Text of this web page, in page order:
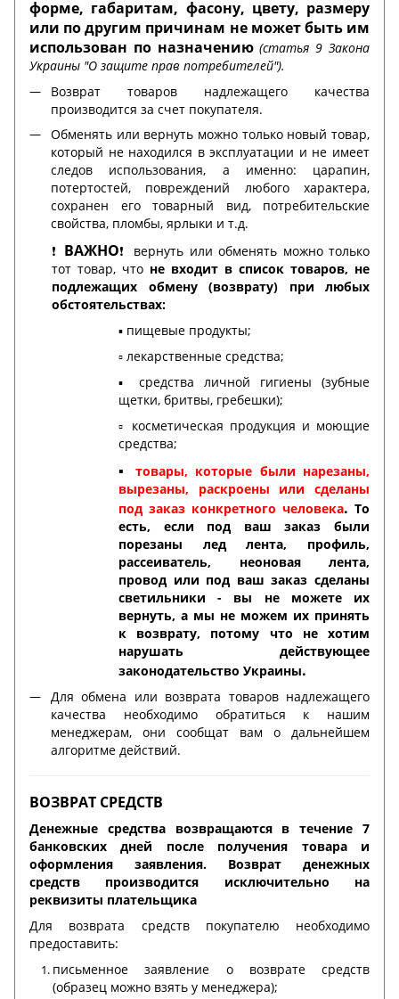
форме, габаритам, фасону, цвету, размеру
или по другим причинам не может быть им
использован по назначению(статья 9 Закона
Украины "О защите прав потребителей").
Возврат товаров надлежащего качества
производится за счет покупателя.
Обменять или вернуть можно только новый товар,
который не находился в эксплуатации и не имеет
следов использования, а именно: царапин,
потертостей, повреждений любого характера,
сохранен его товарный вид, потребительские
свойства, пломбы, ярлыки и т.д.
❗️ ВАЖНО❗️ вернуть или обменять можно только
тот товар, что не входит в список товаров, не
подлежащих обмену (возврату) при любых
обстоятельствах:
▪️ пищевые продукты;
▫️ лекарственные средства;
▪️ средства личной гигиены (зубные
щетки, бритвы, гребешки);
▫️ косметическая продукция и моющие
средства;
▪️ товары, которые были нарезаны,
вырезаны, раскроены или сделаны
под заказ конкретного человека. То
есть, если под ваш заказ были
порезаны лед лента, профиль,
рассеиватель, неоновая лента,
провод или под ваш заказ сделаны
светильники - вы не можете их
вернуть, а мы не можем их принять
к возврату, потому что не хотим
нарушать действующее
законодательство Украины.
Для обмена или возврата товаров надлежащего
качества необходимо обратиться к нашим
менеджерам, они сообщат вам о дальнейшем
алгоритме действий.
ВОЗВРАТ СРЕДСТВ
Денежные средства возвращаются в течение 7
банковских дней после получения товара и
оформления заявления. Возврат денежных
средств производится исключительно на
реквизиты плательщика
Для возврата средств покупателю необходимо
предоставить:
письменное заявление о возврате средств
(образец можно взять у менеджера);